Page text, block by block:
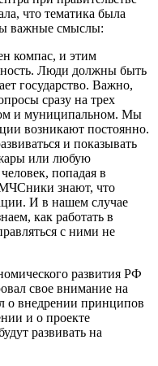
что тематика была
важные смыслы:
компас, и этим
Люди должны быть
государство. Важно,
сразу на трех
и муниципальном. Мы
возникают постоянно.
и показывать
или любую
попадая в
МЧСники знают, что
И в нашем случае
как работать в
с ними не
развития РФ
свое внимание на
о внедрении принципов
и о проекте
развивать на